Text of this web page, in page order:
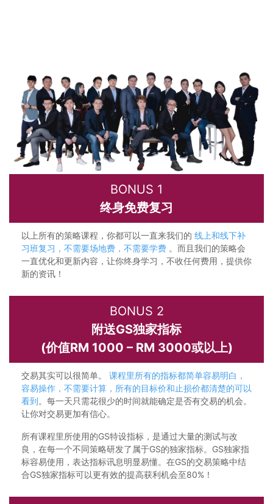
BONUS 1
终身免费复习
以上所有的策略课程，你都可以一直来我们的 线上和线下补
习班复习，不需要场地费，不需要学费 。而且我们的策略会
一直优化和更新内容，让你终身学习，不收任何费用，提供你
新的资讯！
BONUS 2
附送GS独家指标
(价值RM 1000 – RM 3000或以上)
交易其实可以很简单。 课程里所有的指标都简单容易明白，
容易操作，不需要计算，所有的目标价和止损价都清楚的可以
看到。每一天只需花很少的时间就能确定是否有交易的机会。
让你对交易更加有信心。
所有课程里所使用的GS特设指标，是通过大量的测试与改
良，在每一个不同策略研发了属于GS的独家指标。GS独家指
标容易使用，表达指标讯息明显易懂。在GS的交易策略中结
合GS独家指标可以更有效的提高获利机会至80%！